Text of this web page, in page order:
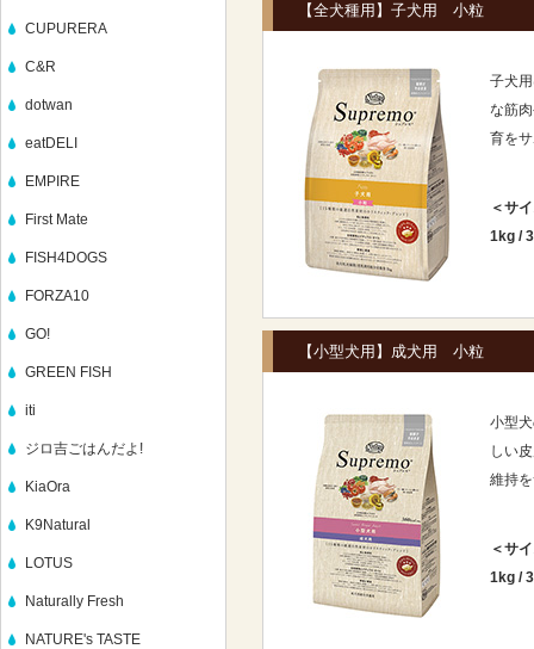
CUPURERA
C&R
dotwan
eatDELI
EMPIRE
First Mate
FISH4DOGS
FORZA10
GO!
GREEN FISH
iti
ジロ吉ごはんだよ!
KiaOra
K9Natural
LOTUS
Naturally Fresh
NATURE's TASTE
【全犬種用】子犬用 小粒
子犬
な筋
育を
＜サ
1kg /
【小型犬用】成犬用 小粒
小型
しい
維持
＜サ
1kg /